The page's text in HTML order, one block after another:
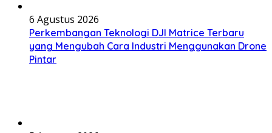
6 Agustus 2026
Perkembangan Teknologi DJI Matrice Terbaru
yang Mengubah Cara Industri Menggunakan Drone
Pintar